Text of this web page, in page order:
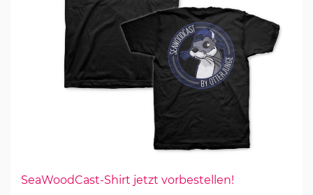
SeaWoodCast-Shirt jetzt vorbestellen!